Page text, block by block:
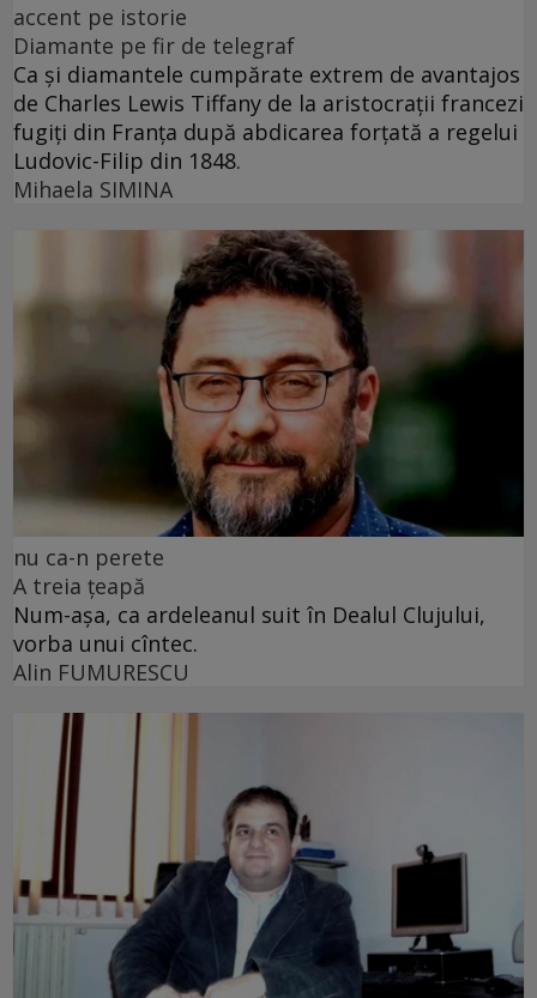
accent pe istorie
Diamante pe fir de telegraf
Ca și diamantele cumpărate extrem de avantajos
de Charles Lewis Tiffany de la aristocrații francezi
fugiți din Franța după abdicarea forțată a regelui
Ludovic-Filip din 1848.
Mihaela SIMINA
nu ca-n perete
A treia țeapă
Num-așa, ca ardeleanul suit în Dealul Clujului,
vorba unui cîntec.
Alin FUMURESCU